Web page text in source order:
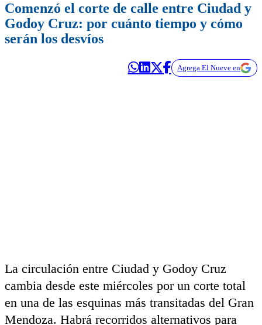
Comenzó el corte de calle entre Ciudad y
Godoy Cruz: por cuánto tiempo y cómo
serán los desvíos
Agrega El Nueve en
La circulación entre Ciudad y Godoy Cruz
cambia desde este miércoles por un corte total
en una de las esquinas más transitadas del Gran
Mendoza. Habrá recorridos alternativos para